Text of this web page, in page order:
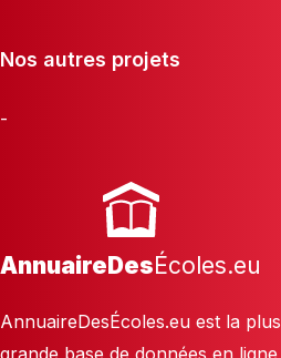
Nos autres projets
-
AnnuaireDesÉcoles.eu
AnnuaireDesÉcoles.eu est la plus
grande base de données en ligne